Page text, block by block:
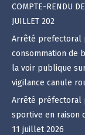
COMPTE-RENDU
JUILLET 202
Arrêté prefectoral
consommation de
la voir publique
vigilance canule
Arrêté préfectoral
sportive en raison
11 juillet 2026